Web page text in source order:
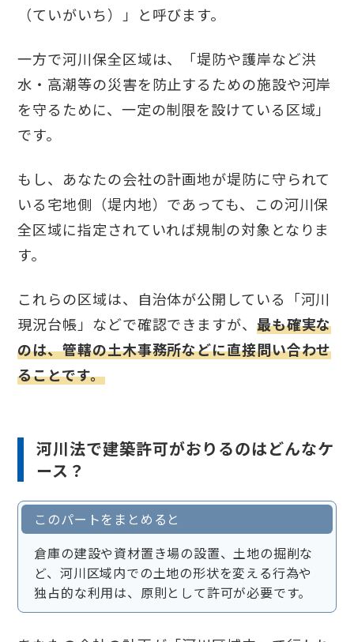
（ていがいち）」と呼びます。
一方で河川保全区域は、「堤防や護岸など洪
水・高潮等の災害を防止するための施設や河岸
を守るために、一定の制限を設けている区域」
です。
もし、あなたの会社の計画地が堤防に守られて
いる宅地側（堤内地）であっても、この河川保
全区域に指定されていれば規制の対象となりま
す。
これらの区域は、自治体が公開している「河川
現況台帳」などで確認できますが、 最も確実な
のは、管轄の土木事務所などに直接問い合わせ
ることです。
河川法で建築許可がおりるのはどんなケ
ース？
このパートをまとめると
倉庫の建設や資材置き場の設置、土地の掘削な
ど、河川区域内での土地の形状を変える行為や
独占的な利用は、原則として許可が必要です。